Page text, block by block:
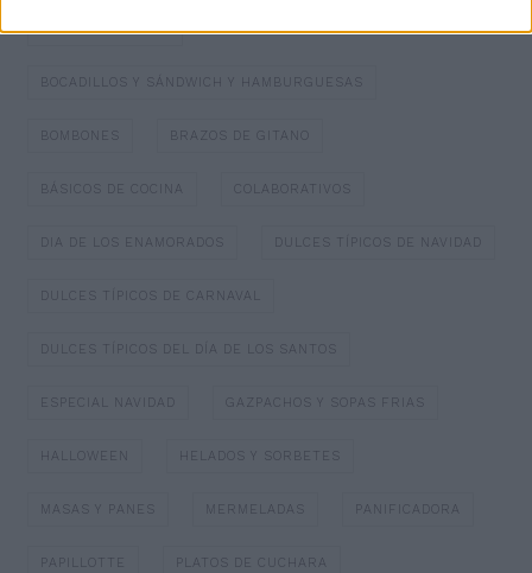
BATIDOS Y ZUMOS
BOCADILLOS Y SÁNDWICH Y HAMBURGUESAS
BOMBONES BRAZOS DE GITANO
BÁSICOS DE COCINA COLABORATIVOS
DIA DE LOS ENAMORADOS DULCES TÍPICOS DE NAVIDAD
DULCES TÍPICOS DE CARNAVAL
DULCES TÍPICOS DEL DÍA DE LOS SANTOS
ESPECIAL NAVIDAD GAZPACHOS Y SOPAS FRIAS
HALLOWEEN HELADOS Y SORBETES
MASAS Y PANES MERMELADAS PANIFICADORA
PAPILLOTTE PLATOS DE CUCHARA